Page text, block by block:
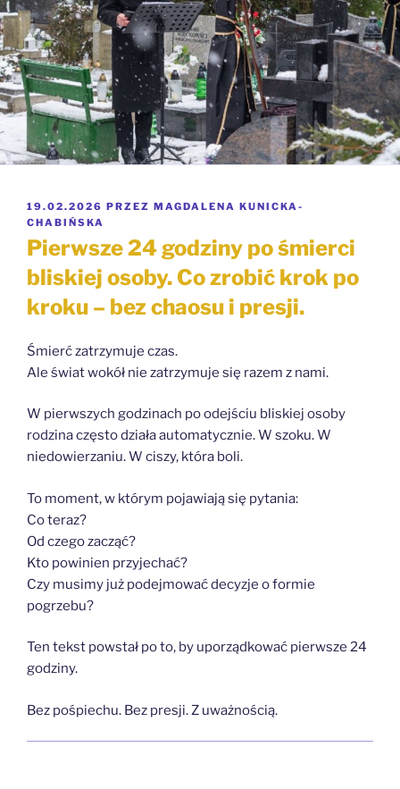
OPUBLIKOWANE
W
19.02.2026 PRZEZ MAGDALENA KUNICKA-
CHABIŃSKA
Pierwsze 24 godziny po śmierci
bliskiej osoby. Co zrobić krok po
kroku – bez chaosu i presji.
Śmierć zatrzymuje czas.
Ale świat wokół nie zatrzymuje się razem z nami.
W pierwszych godzinach po odejściu bliskiej osoby
rodzina często działa automatycznie. W szoku. W
niedowierzaniu. W ciszy, która boli.
To moment, w którym pojawiają się pytania:
Co teraz?
Od czego zacząć?
Kto powinien przyjechać?
Czy musimy już podejmować decyzje o formie
pogrzebu?
Ten tekst powstał po to, by uporządkować pierwsze 24
godziny.
Bez pośpiechu. Bez presji. Z uważnością.